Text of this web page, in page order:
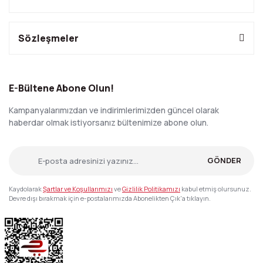
Sözleşmeler
E-Bültene Abone Olun!
Kampanyalarımızdan ve indirimlerimizden güncel olarak
haberdar olmak istiyorsanız bültenimize abone olun.
GÖNDER
KaydolarakŞartlar ve Koşullarımızı veGizlilik Politikamızı kabul etmiş olursunuz.
Devre dışı bırakmak için e-postalarımızda Abonelikten Çık'a tıklayın.